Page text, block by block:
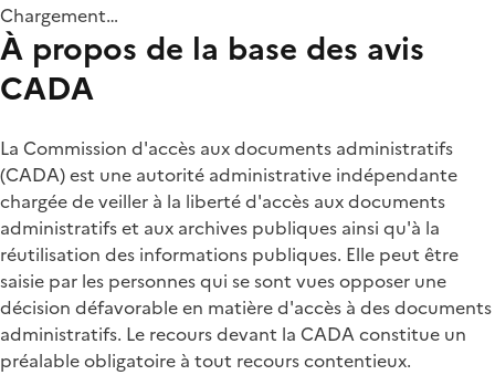
Chargement…
À propos de la base des avis
CADA
La Commission d'accès aux documents administratifs
(CADA) est une autorité administrative indépendante
chargée de veiller à la liberté d'accès aux documents
administratifs et aux archives publiques ainsi qu'à la
réutilisation des informations publiques. Elle peut être
saisie par les personnes qui se sont vues opposer une
décision défavorable en matière d'accès à des documents
administratifs. Le recours devant la CADA constitue un
préalable obligatoire à tout recours contentieux.